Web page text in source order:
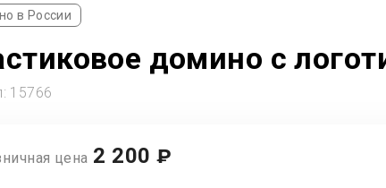
в России
домино с
15766
цена 2 200 ₽